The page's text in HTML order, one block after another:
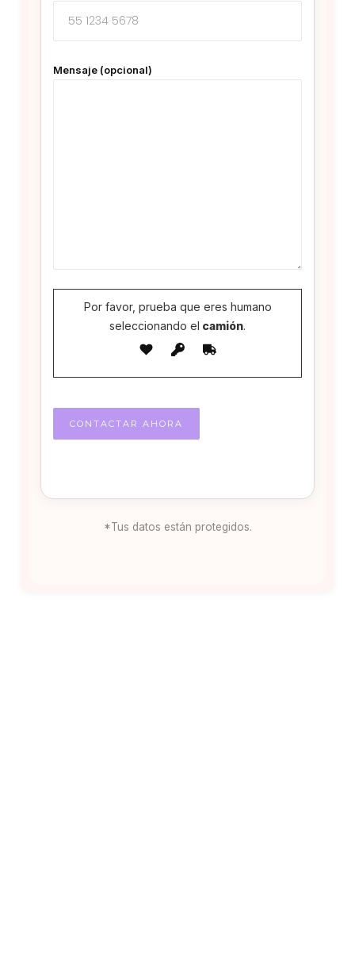
Mensaje (opcional)
Por favor, prueba que eres humano
seleccionando el camión.
*Tus datos están protegidos.